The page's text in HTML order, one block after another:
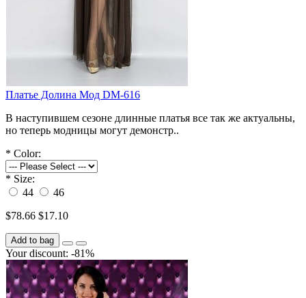
Платье Долина Мод DM-616
В наступившем сезоне длинные платья все так же актуальны,
но теперь модницы могут демонстр..
* Color:
* Size:
44
46
$78.66 $17.10
Add to bag
Your discount: -81%